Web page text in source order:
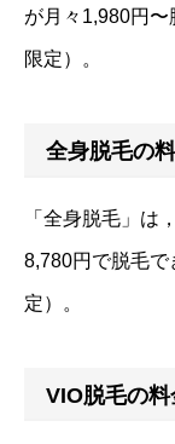
が月々1,980円
限定）。
全身脱毛の
「全身脱毛」は
8,780円で脱毛
定）。
VIO脱毛の